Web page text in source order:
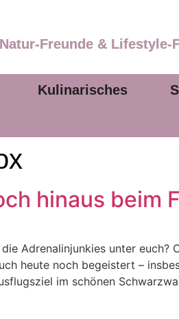
Freunde & Lifestyle-
Kulinarisches
hinaus beim
Adrenalinjunkies unter
heute noch begeistert –
im schönen